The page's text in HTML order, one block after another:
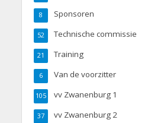
Sponsoren
8
Technische commissie
52
Training
21
Van de voorzitter
6
vv Zwanenburg 1
105
vv Zwanenburg 2
37